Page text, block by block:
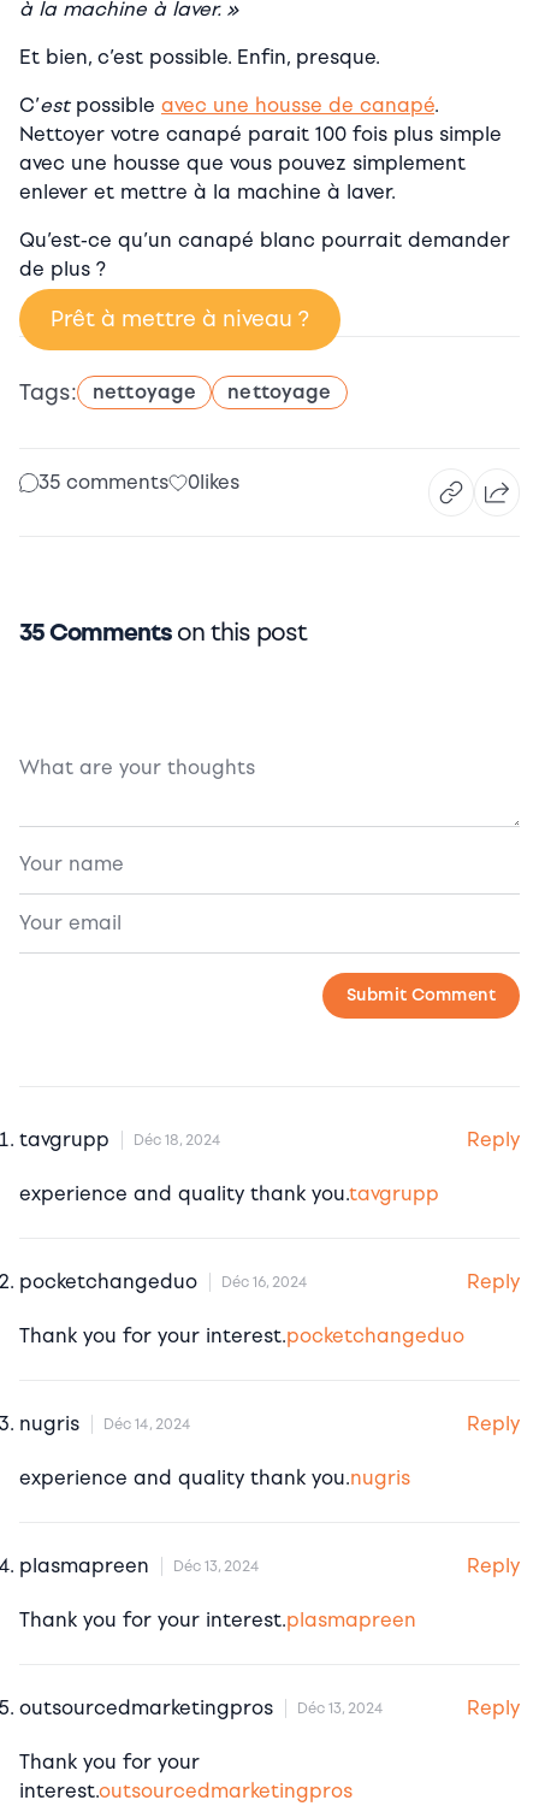
à la machine à laver. »
Et bien, c’est possible. Enfin, presque.
C’estpossible avec une housse de canapé.
Nettoyer votre canapé parait 100 fois plus simple
avec une housse que vous pouvez simplement
enlever et mettre à la machine à laver.
Qu’est-ce qu’un canapé blanc pourrait demander
de plus ?
Prêt à mettre à niveau ?
Tags: nettoyage nettoyage
35 comments 0likes
35 Comments on this post
tavgrupp Déc 18, 2024 Reply
experience and quality thank you.tavgrupp
pocketchangeduo Déc 16, 2024 Reply
Thank you for your interest.pocketchangeduo
nugris Déc 14, 2024 Reply
experience and quality thank you.nugris
plasmapreen Déc 13, 2024 Reply
Thank you for your interest.plasmapreen
outsourcedmarketingpros Déc 13, 2024 Reply
Thank you for your
interest.outsourcedmarketingpros